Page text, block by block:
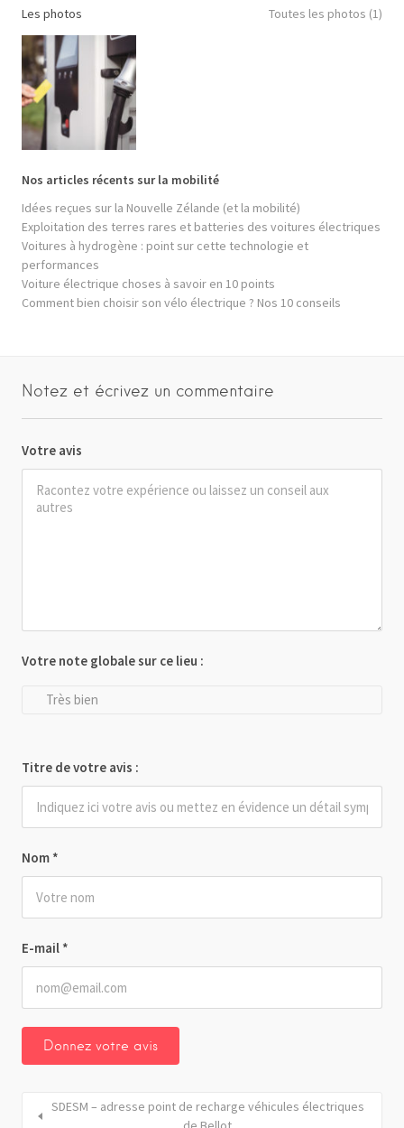
Les photos Toutes les photos (1)
Nos articles récents sur la mobilité
Idées reçues sur la Nouvelle Zélande (et la mobilité)
Exploitation des terres rares et batteries des voitures électriques
Voitures à hydrogène : point sur cette technologie et
performances
Voiture électrique choses à savoir en 10 points
Comment bien choisir son vélo électrique ? Nos 10 conseils
Notez et écrivez un commentaire
Votre avis
Nom *
E-mail *
Votre note globale sur ce lieu :
Très bien
Titre de votre avis :
SDESM – adresse point de recharge véhicules électriques